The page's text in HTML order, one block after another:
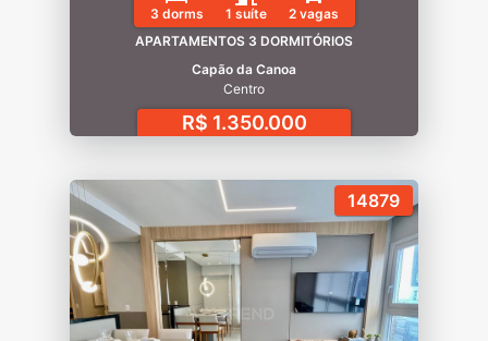
3 dorms 1 suíte
2 vagas
APARTAMENTOS 3 DORMITÓRIOS
Capão da Canoa
Centro
R$ 1.350.000
14879